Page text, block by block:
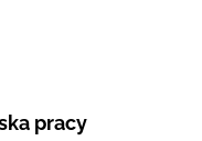
pracy